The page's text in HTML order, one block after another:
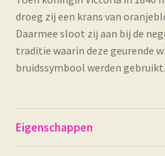
droeg zij een krans van
Daarmee sloot zij aan bij de
traditie waarin deze geurende
bruidssymbool werden gebruikt.
Eigenschappen